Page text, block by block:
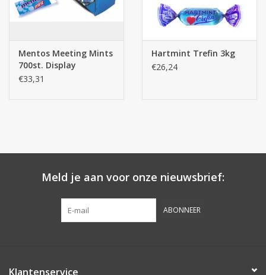
Mentos Meeting Mints
700st. Display
€33,31
Hartmint Trefin 3kg
€26,24
Meld je aan voor onze nieuwsbrief:
ABONNEER
Klantenservice